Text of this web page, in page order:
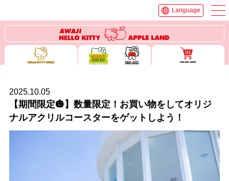
Language
2025.10.05
【期間限定🎃】数量限定！お買い物をしてオリジ
ナルアクリルコースターをゲットしよう！